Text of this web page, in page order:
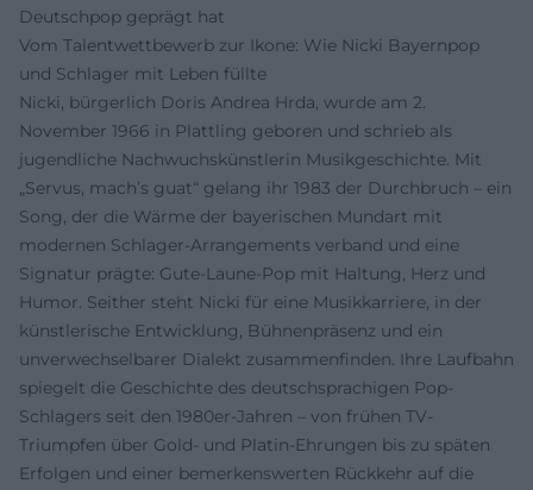
Deutschpop geprägt hat
Vom Talentwettbewerb zur Ikone: Wie Nicki Bayernpop
und Schlager mit Leben füllte
Nicki, bürgerlich Doris Andrea Hrda, wurde am 2.
November 1966 in Plattling geboren und schrieb als
jugendliche Nachwuchskünstlerin Musikgeschichte. Mit
„Servus, mach’s guat“ gelang ihr 1983 der Durchbruch – ein
Song, der die Wärme der bayerischen Mundart mit
modernen Schlager-Arrangements verband und eine
Signatur prägte: Gute-Laune-Pop mit Haltung, Herz und
Humor. Seither steht Nicki für eine Musikkarriere, in der
künstlerische Entwicklung, Bühnenpräsenz und ein
unverwechselbarer Dialekt zusammenfinden. Ihre Laufbahn
spiegelt die Geschichte des deutschsprachigen Pop-
Schlagers seit den 1980er-Jahren – von frühen TV-
Triumpfen über Gold- und Platin-Ehrungen bis zu späten
Erfolgen und einer bemerkenswerten Rückkehr auf die